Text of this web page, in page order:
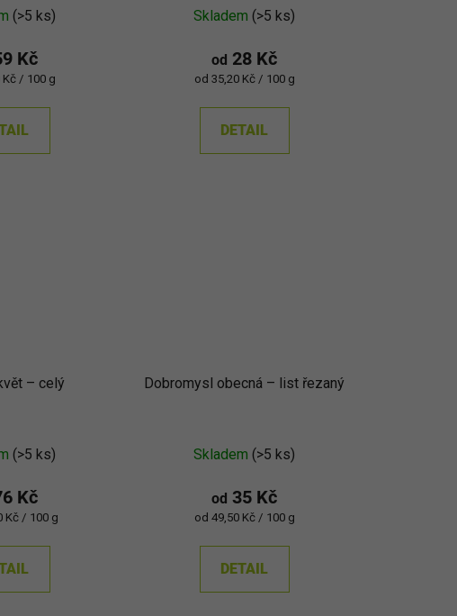
(>5 ks)
Kč
Kč / 100 g
Skladem(>5 ks)
od 28 Kč
Měrná
od 35,20 Kč / 100 g
DETAIL
– celý
(>5 ks)
Kč
Kč / 100 g
Dobromysl obecná – list řezaný
Skladem(>5 ks)
od 35 Kč
Měrná
od 49,50 Kč / 100 g
DETAIL